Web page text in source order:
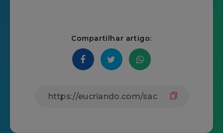
Compartilhar artigo: